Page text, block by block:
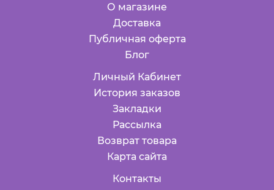
О магазине
Доставка
Публичная оферта
Блог
Личный Кабинет
История заказов
Закладки
Рассылка
Возврат товара
Карта сайта
Контакты